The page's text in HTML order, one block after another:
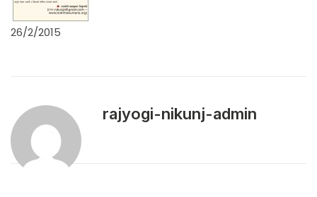
26/2/2015
rajyogi-nikunj-admin